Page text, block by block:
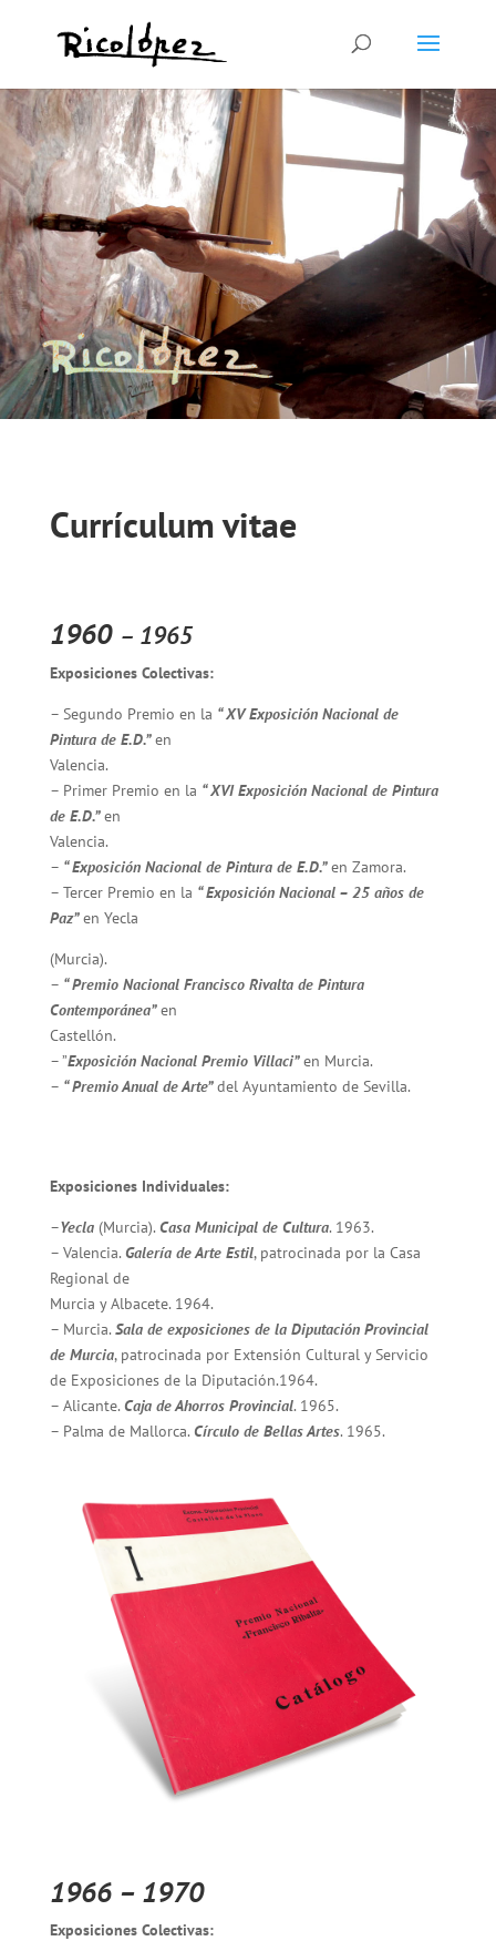
Currículum vitae
1960 – 1965
Exposiciones Colectivas:
– Segundo Premio en la “ XV Exposición Nacional de
Pintura de E.D.”en
Valencia.
– Primer Premio en la “ XVI Exposición Nacional de Pintura
de E.D.”en
Valencia.
– “ Exposición Nacional de Pintura de E.D.”en Zamora.
– Tercer Premio en la “ Exposición Nacional – 25 años de
Paz”en Yecla
(Murcia).
– “ Premio Nacional Francisco Rivalta de Pintura
Contemporánea”en
Castellón.
– ”Exposición Nacional Premio Villaci”en Murcia.
– “ Premio Anual de Arte”del Ayuntamiento de Sevilla.
Exposiciones Individuales:
–Yecla(Murcia). Casa Municipal de Cultura. 1963.
– Valencia. Galería de Arte Estil, patrocinada por la Casa
Regional de
Murcia y Albacete. 1964.
– Murcia. Sala de exposiciones de la Diputación Provincial
de Murcia, patrocinada por Extensión Cultural y Servicio
de Exposiciones de la Diputación.1964.
– Alicante. Caja de Ahorros Provincial. 1965.
– Palma de Mallorca. Círculo de Bellas Artes. 1965.
1966 – 1970
Exposiciones Colectivas: